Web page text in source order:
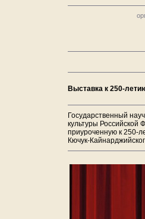
Выставка к 250-
Государственный
культуры Российской
приуроченную к 250-